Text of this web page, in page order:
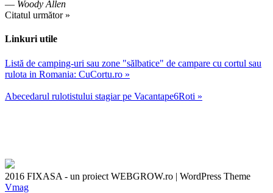
— Woody Allen
Citatul următor »
Linkuri utile
Listă de camping-uri sau zone "sălbatice" de campare cu cortul sau
rulota in Romania: CuCortu.ro »
Abecedarul rulotistului stagiar pe Vacantape6Roti »
2016 FIXASA - un proiect WEBGROW.ro | WordPress Theme
Vmag